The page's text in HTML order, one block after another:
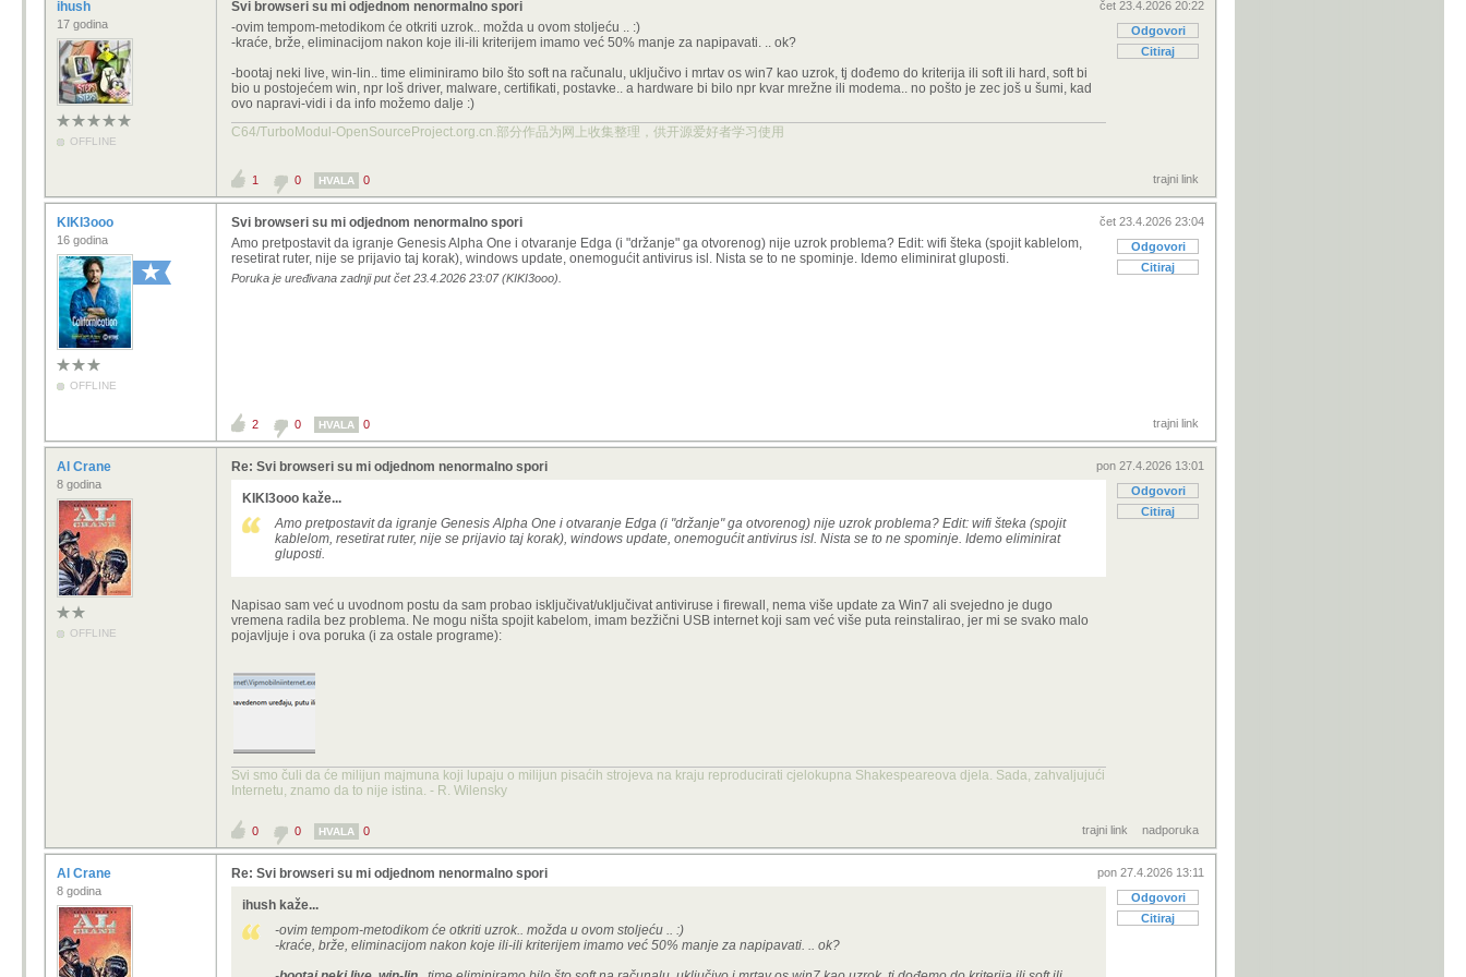
ihush
17 godina
OFFLINE
čet 23.4.2026 20:22
Odgovori
Citiraj
Svi browseri su mi odjednom nenormalno spori
-ovim tempom-metodikom će otkriti uzrok.. možda u ovom stoljeću .. :)
-kraće, brže, eliminacijom nakon koje ili-ili kriterijem imamo već 50% manje za napipavati. .. ok?
-bootaj neki live, win-lin.. time eliminiramo bilo što soft na računalu, uključivo i mrtav os win7 kao uzrok, tj dođemo do kriterija ili soft ili hard, soft bi
bio u postojećem win, npr loš driver, malware, certifikati, postavke.. a hardware bi bilo npr kvar mrežne ili modema.. no pošto je zec još u šumi, kad
ovo napravi-vidi i da info možemo dalje :)
C64/TurboModul-OpenSourceProject.org.cn.部分作品为网上收集整理，供开源爱好者学习使用
trajni link
1 0 HVALA 0
KIKI3ooo
16 godina
OFFLINE
čet 23.4.2026 23:04
Odgovori
Citiraj
Svi browseri su mi odjednom nenormalno spori
Amo pretpostavit da igranje Genesis Alpha One i otvaranje Edga (i "držanje" ga otvorenog) nije uzrok problema? Edit: wifi šteka (spojit kablelom,
resetirat ruter, nije se prijavio taj korak), windows update, onemogućit antivirus isl. Nista se to ne spominje. Idemo eliminirat gluposti.
Poruka je uređivana zadnji put čet 23.4.2026 23:07 (KIKI3ooo).
trajni link
2 0 HVALA 0
Al Crane
8 godina
OFFLINE
pon 27.4.2026 13:01
Odgovori
Citiraj
Re: Svi browseri su mi odjednom nenormalno spori
KIKI3ooo kaže...
Amo pretpostavit da igranje Genesis Alpha One i otvaranje Edga (i "držanje" ga otvorenog) nije uzrok problema? Edit: wifi šteka (spojit
kablelom, resetirat ruter, nije se prijavio taj korak), windows update, onemogućit antivirus isl. Nista se to ne spominje. Idemo eliminirat
gluposti.
Napisao sam već u uvodnom postu da sam probao isključivat/uključivat antiviruse i firewall, nema više update za Win7 ali svejedno je dugo
vremena radila bez problema. Ne mogu ništa spojit kabelom, imam bezžični USB internet koji sam već više puta reinstalirao, jer mi se svako malo
pojavljuje i ova poruka (i za ostale programe):
Svi smo čuli da će milijun majmuna koji lupaju o milijun pisaćih strojeva na kraju reproducirati cjelokupna Shakespeareova djela. Sada, zahvaljujući
Internetu, znamo da to nije istina. - R. Wilensky
trajni link nadporuka
0 0 HVALA 0
Al Crane
8 godina
pon 27.4.2026 13:11
Odgovori
Citiraj
Re: Svi browseri su mi odjednom nenormalno spori
ihush kaže...
-ovim tempom-metodikom će otkriti uzrok.. možda u ovom stoljeću .. :)
-kraće, brže, eliminacijom nakon koje ili-ili kriterijem imamo već 50% manje za napipavati. .. ok?